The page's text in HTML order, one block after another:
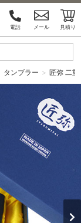
電話 メール 見積り
タンブラー 匠弥 二